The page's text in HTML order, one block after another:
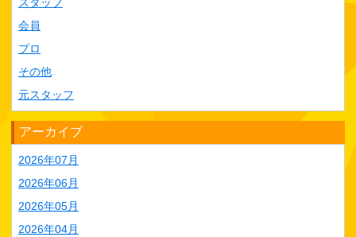
会員
プロ
その他
元スタッフ
アーカイブ
2026年07月
2026年06月
2026年05月
2026年04月